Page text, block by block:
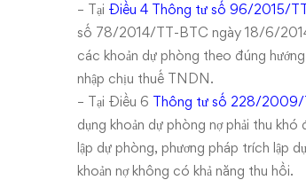
– Tại Điều 4 Thông tư số 96/2015/
số 78/2014/TT-BTC ngày 18/6/2014
các khoản dự phòng theo đúng
nhập chịu thuế TNDN.
– Tại Điều 6 Thông tư số 228/
dụng khoản dự phòng nợ phải thu
lập dự phòng, phương pháp trích lập
khoản nợ không có khả năng thu hồi.